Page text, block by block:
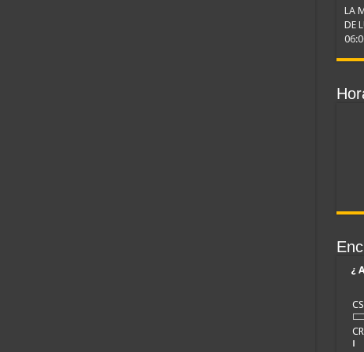
LA
DE
¿